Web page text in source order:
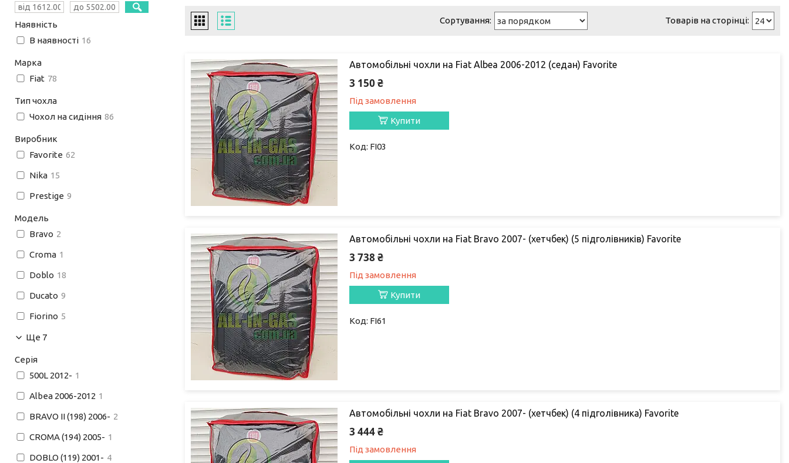
Автомобільні чохли на Fiat Albea 2006-2012 (седан) Favorite
3 150 ₴
Під замовлення
Купити
FI03
Автомобільні чохли на Fiat Bravo 2007- (хетчбек) (5 підголівників) Favorite
3 738 ₴
Під замовлення
Купити
FI61
Автомобільні чохли на Fiat Bravo 2007- (хетчбек) (4 підголівника) Favorite
3 444 ₴
Під замовлення
Наявність
В наявності 16
Марка
Fiat 78
Тип чохла
Чохол на сидіння 86
Виробник
Favorite 62
Nika 15
Prestige 9
Модель
Bravo 2
Croma 1
Doblo 18
Ducato 9
Fiorino 5
Ще 7
Серія
500L 2012- 1
Albea 2006-2012 1
BRAVO II (198) 2006- 2
CROMA (194) 2005- 1
DOBLO (119) 2001- 4